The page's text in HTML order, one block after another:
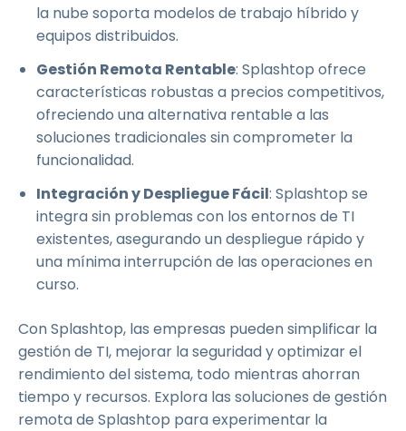
la nube soporta modelos de trabajo híbrido y
equipos distribuidos.
Gestión Remota Rentable: Splashtop ofrece
características robustas a precios competitivos,
ofreciendo una alternativa rentable a las
soluciones tradicionales sin comprometer la
funcionalidad.
Integración y Despliegue Fácil: Splashtop se
integra sin problemas con los entornos de TI
existentes, asegurando un despliegue rápido y
una mínima interrupción de las operaciones en
curso.
Con Splashtop, las empresas pueden simplificar la
gestión de TI, mejorar la seguridad y optimizar el
rendimiento del sistema, todo mientras ahorran
tiempo y recursos. Explora las soluciones de gestión
remota de Splashtop para experimentar la